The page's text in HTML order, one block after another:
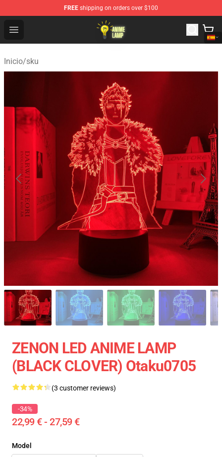
FREE shipping on orders over $100
Open menu
Anime Lamp Shop - The Best Store of Anime Lamp
Inicio/sku
ZENON LED ANIME LAMP
(BLACK CLOVER) Otaku0705
(3 customer reviews)
-34%
22,99 € - 27,59 €
Model